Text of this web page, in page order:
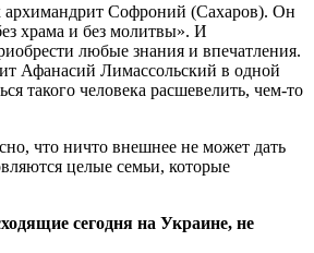
архимандрит Софроний (Сахаров). Он
храма и без молитвы». И
любые знания и впечатления.
Афанасий Лимассольский в одной
такого человека расшевелить, чем-то
что ничто внешнее не может дать
целые семьи, которые
сегодня на Украине, не